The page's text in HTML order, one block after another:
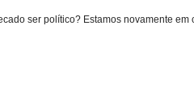
ser político? Estamos novamente